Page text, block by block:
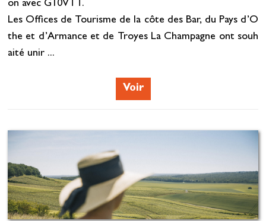
on avec G10VTT.
Les Offices de Tourisme de la côte des Bar, du Pays d’O
the et d’Armance et de Troyes La Champagne ont souh
aité unir ...
Voir